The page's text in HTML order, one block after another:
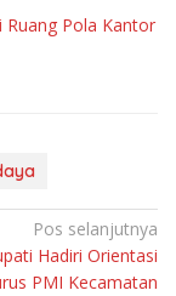
Ruang Pola Kantor
Pos selanjutnya
Hadiri Orientasi
PMI Kecamatan